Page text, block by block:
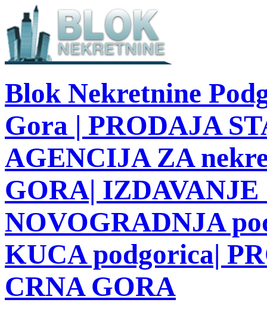
Blok Nekretnine
Gora | PRODAJA
AGENCIJA ZA
GORA| IZDAVANJE
NOVOGRADNJA
KUCA podgorica|
CRNA GORA